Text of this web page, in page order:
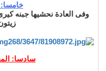
خامسا:
وفى العادة نحشيها جبنه
سادسا: